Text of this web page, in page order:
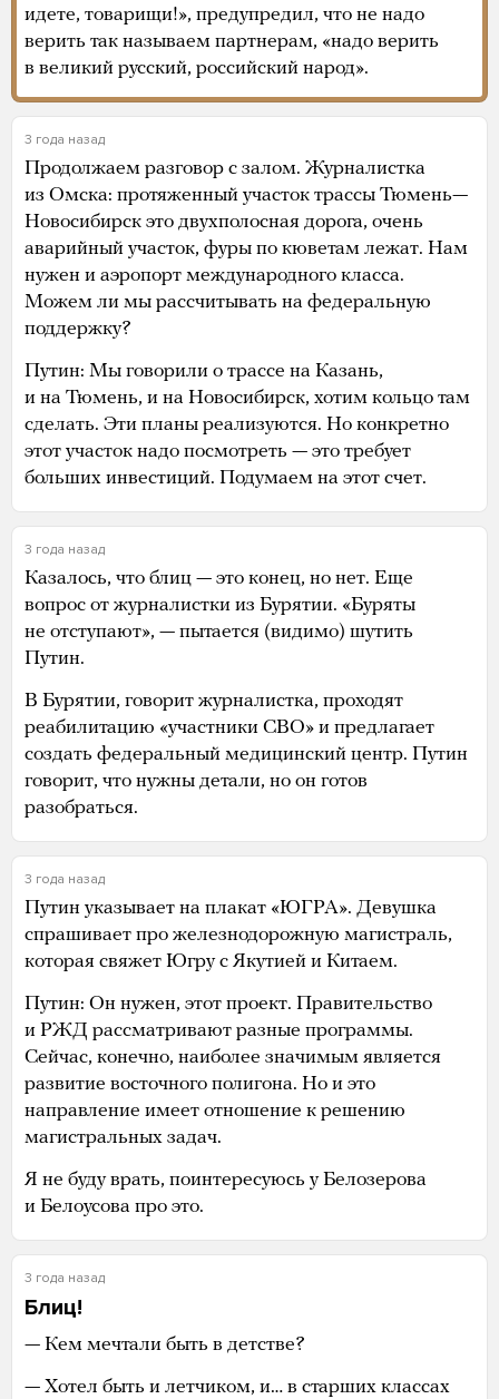
идете, товарищи!», предупредил, что не надо
верить так называем партнерам, «надо верить
в великий русский, российский народ».
3 года назад
Продолжаем разговор с залом. Журналистка
из Омска: протяженный участок трассы Тюмень—
Новосибирск это двухполосная дорога, очень
аварийный участок, фуры по кюветам лежат. Нам
нужен и аэропорт международного класса.
Можем ли мы рассчитывать на федеральную
поддержку?
Путин: Мы говорили о трассе на Казань,
и на Тюмень, и на Новосибирск, хотим кольцо там
сделать. Эти планы реализуются. Но конкретно
этот участок надо посмотреть — это требует
больших инвестиций. Подумаем на этот счет.
3 года назад
Казалось, что блиц — это конец, но нет. Еще
вопрос от журналистки из Бурятии. «Буряты
не отступают», — пытается (видимо) шутить
Путин.
В Бурятии, говорит журналистка, проходят
реабилитацию «участники СВО» и предлагает
создать федеральный медицинский центр. Путин
говорит, что нужны детали, но он готов
разобраться.
3 года назад
Путин указывает на плакат «ЮГРА». Девушка
спрашивает про железнодорожную магистраль,
которая свяжет Югру с Якутией и Китаем.
Путин: Он нужен, этот проект. Правительство
и РЖД рассматривают разные программы.
Сейчас, конечно, наиболее значимым является
развитие восточного полигона. Но и это
направление имеет отношение к решению
магистральных задач.
Я не буду врать, поинтересуюсь у Белозерова
и Белоусова про это.
3 года назад
Блиц!
— Кем мечтали быть в детстве?
— Хотел быть и летчиком, и… в старших классах